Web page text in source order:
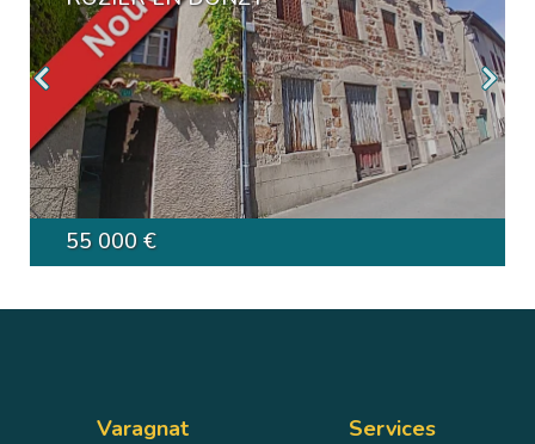
55 000 €
Varagnat Services